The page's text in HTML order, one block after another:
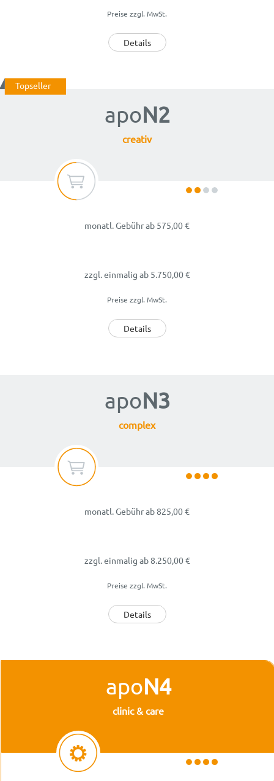
Preise zzgl. MwSt.
Details
apoN2
creativ
Topseller
monatl. Gebührab 575,00€
zzgl. einmalig ab 5.750,00 €
Preise zzgl. MwSt.
Details
apoN3
complex
monatl. Gebührab825,00€
zzgl. einmalig ab 8.250,00 €
Preise zzgl. MwSt.
Details
apoN4
clinic & care